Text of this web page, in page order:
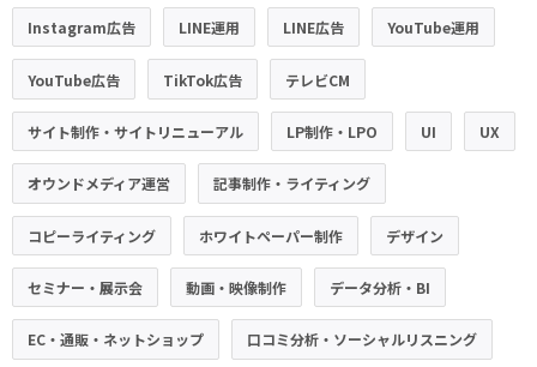
Instagram広告 LINE運用 LINE広告 YouTube運用
YouTube広告 TikTok広告 テレビCM
サイト制作・サイトリニューアル LP制作・LPO UI UX
オウンドメディア運営 記事制作・ライティング
コピーライティング ホワイトペーパー制作 デザイン
セミナー・展示会 動画・映像制作 データ分析・BI
EC・通販・ネットショップ 口コミ分析・ソーシャルリスニング